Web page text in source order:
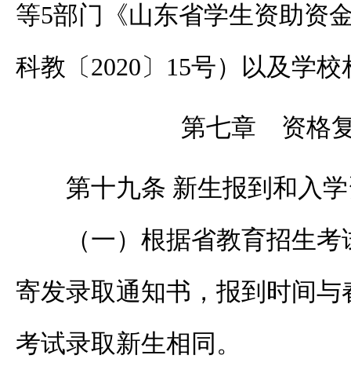
等5部门《山东省学生资助资
科教〔2020〕15号）以及学
第七章 资格
第十九条 新生报到和入
（一）根据省教育招生
寄发录取通知书，报到时间
考试录取新生相同。